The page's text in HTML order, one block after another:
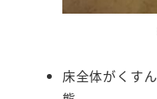
床全体がくす